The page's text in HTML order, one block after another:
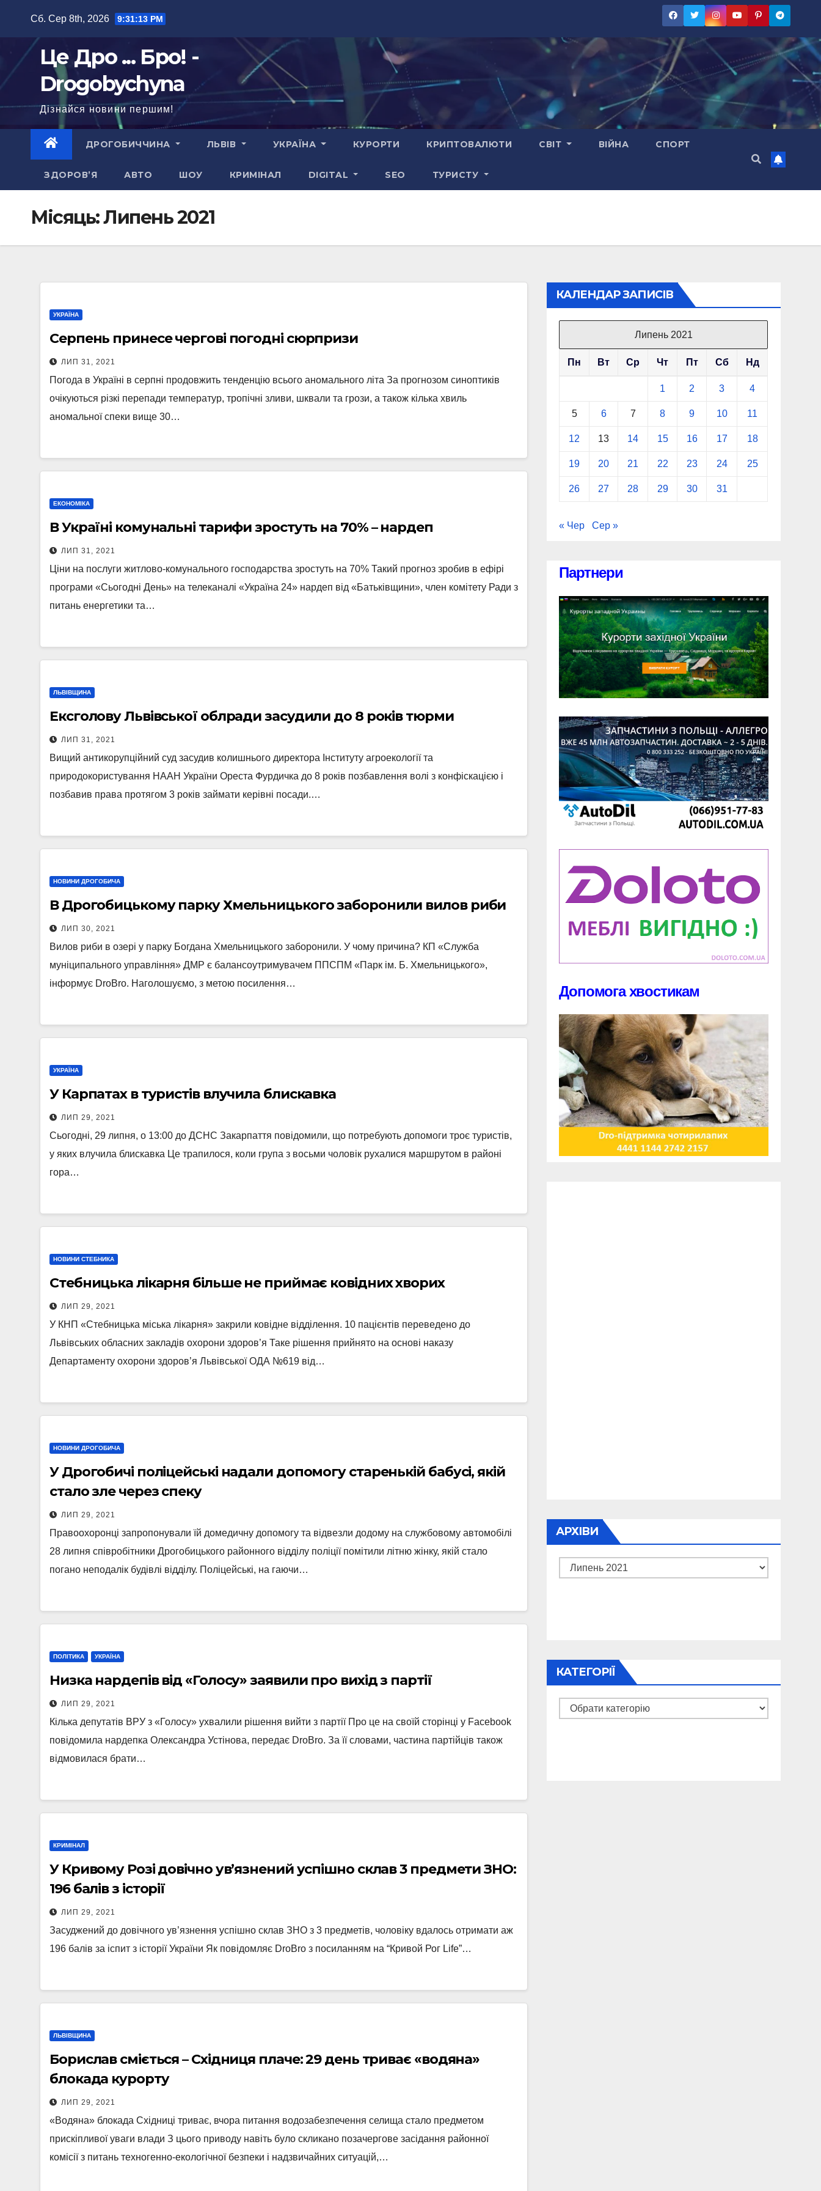
Сб. Сер 8th, 2026 9:31:14 PM
Це Дро ... Бро! -
Drogobychyna
Дізнайся новини першим!
ДРОГОБИЧЧИНА ЛЬВІВ УКРАЇНА КУРОРТИ КРИПТОВАЛЮТИ СВІТ ВІЙНА СПОРТ
ЗДОРОВ’Я АВТО ШОУ КРИМІНАЛ DIGITAL SEO ТУРИСТУ
Місяць:Липень 2021
УКРАЇНА
Серпень принесе чергові погодні сюрпризи
ЛИП 31, 2021
Погода в Україні в серпні продовжить тенденцію всього аномального літа За прогнозом синоптиків
очікуються різкі перепади температур, тропічні зливи, шквали та грози, а також кілька хвиль
аномальної спеки вище 30…
ЕКОНОМІКА
В Україні комунальні тарифи зростуть на 70% – нардеп
ЛИП 31, 2021
Ціни на послуги житлово-комунального господарства зростуть на 70% Такий прогноз зробив в ефірі
програми «Сьогодні День» на телеканалі «Україна 24» нардеп від «Батьківщини», член комітету Ради з
питань енергетики та…
ЛЬВІВЩИНА
Ексголову Львівської облради засудили до 8 років тюрми
ЛИП 31, 2021
Вищий антикорупційний суд засудив колишнього директора Інституту агроекології та
природокористування НААН України Ореста Фурдичка до 8 років позбавлення волі з конфіскацією і
позбавив права протягом 3 років займати керівні посади.…
НОВИНИ ДРОГОБИЧА
В Дрогобицькому парку Хмельницького заборонили вилов риби
ЛИП 30, 2021
Вилов риби в озері у парку Богдана Хмельницького заборонили. У чому причина? КП «Служба
муніципального управління» ДМР є балансоутримувачем ППСПМ «Парк ім. Б. Хмельницького»,
інформує DroBro. Наголошуємо, з метою посилення…
УКРАЇНА
У Карпатах в туристів влучила блискавка
ЛИП 29, 2021
Сьогодні, 29 липня, о 13:00 до ДСНС Закарпаття повідомили, що потребують допомоги троє туристів,
у яких влучила блискавка Це трапилося, коли група з восьми чоловік рухалися маршрутом в районі
гора…
НОВИНИ СТЕБНИКА
Стебницька лікарня більше не приймає ковідних хворих
ЛИП 29, 2021
У КНП «Стебницька міська лікарня» закрили ковідне відділення. 10 пацієнтів переведено до
Львівських обласних закладів охорони здоров’я Таке рішення прийнято на основі наказу
Департаменту охорони здоров’я Львівської ОДА №619 від…
НОВИНИ ДРОГОБИЧА
У Дрогобичі поліцейські надали допомогу старенькій бабусі, якій
стало зле через спеку
ЛИП 29, 2021
Правоохоронці запропонували їй домедичну допомогу та відвезли додому на службовому автомобілі
28 липня співробітники Дрогобицького районного відділу поліції помітили літню жінку, якій стало
погано неподалік будівлі відділу. Поліцейські, на гаючи…
ПОЛІТИКА УКРАЇНА
Низка нардепів від «Голосу» заявили про вихід з партії
ЛИП 29, 2021
Кілька депутатів ВРУ з «Голосу» ухвалили рішення вийти з партії Про це на своїй сторінці у Facebook
повідомила нардепка Олександра Устінова, передає DroBro. За її словами, частина партійців також
відмовилася брати…
КРИМІНАЛ
У Кривому Розі довічно ув’язнений успішно склав 3 предмети ЗНО:
196 балів з історії
ЛИП 29, 2021
Засуджений до довічного ув’язнення успішно склав ЗНО з 3 предметів, чоловіку вдалось отримати аж
196 балів за іспит з історії України Як повідомляє DroBro з посиланням на “Кривой Рог Life”…
ЛЬВІВЩИНА
Борислав сміється – Східниця плаче: 29 день триває «водяна»
блокада курорту
ЛИП 29, 2021
«Водяна» блокада Східниці триває, вчора питання водозабезпечення селища стало предметом
прискіпливої уваги влади З цього приводу навіть було скликано позачергове засідання районної
комісії з питань техногенно-екологічної безпеки і надзвичайних ситуацій,…
КАЛЕНДАР ЗАПИСІВ
Липень 2021
Пн Вт Ср Чт Пт Сб Нд
1 2 3 4
5 6 7 8 9 10 11
12 13 14 15 16 17 18
19 20 21 22 23 24 25
26 27 28 29 30 31
« Чер Сер »
Партнери
Допомога хвостикам
АРХІВИ
Архіви
КАТЕГОРІЇ
Категорії